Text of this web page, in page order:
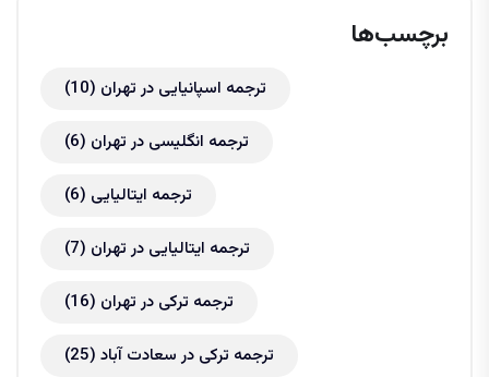
برچسب‌ها
ترجمه اسپانیایی در تهران (10)
ترجمه انگلیسی در تهران (6)
ترجمه ایتالیایی (6)
ترجمه ایتالیایی در تهران (7)
ترجمه ترکی در تهران (16)
ترجمه ترکی در سعادت آباد (25)